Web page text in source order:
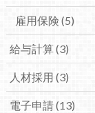
雇用保険 (5)
給与計算(3)
人材採用 (3)
電子申請(13)